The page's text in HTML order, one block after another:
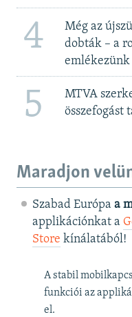
4
Még az
dobták – a
emlékezünk
5
MTVA
összefogást
Maradjon
Szabad Európa a
applikációnkat a
Store kínálatából!
A stabil
funkciói az
el.